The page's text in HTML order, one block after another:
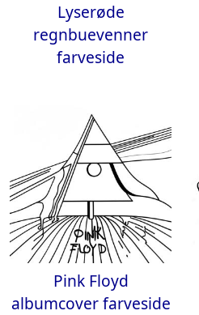
Lyserøde
regnbuevenner
farveside
Pink Floyd
albumcover farveside